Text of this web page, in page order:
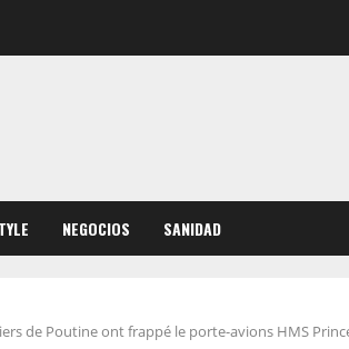
NEGOCIOS SANIDAD
de Poutine ont frappé le porte-avions HMS